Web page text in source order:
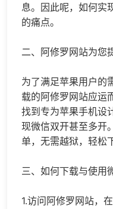
息。因此呢，如何实
的痛点。
二、阿修罗网站为您
为了满足苹果用户的
载的阿修罗网站应运
找到专为苹果手机设
现微信双开甚至多开
单，无需越狱，轻松
三、如何下载与使用
1.访问阿修罗网站，